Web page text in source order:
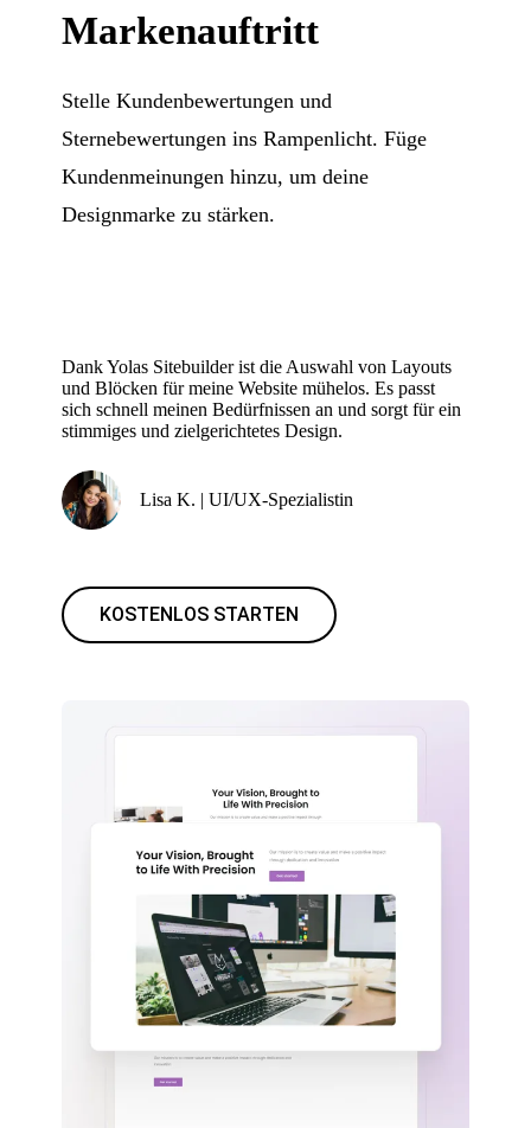
Markenauftritt
Stelle Kundenbewertungen und
Sternebewertungen ins Rampenlicht. Füge
Kundenmeinungen hinzu, um deine
Designmarke zu stärken.
Dank Yolas Sitebuilder ist die Auswahl von Layouts
und Blöcken für meine Website mühelos. Es passt
sich schnell meinen Bedürfnissen an und sorgt für ein
stimmiges und zielgerichtetes Design.
Lisa K. | UI/UX-Spezialistin
KOSTENLOS STARTEN